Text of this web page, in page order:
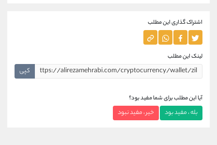
اشتراک گذاری این مطلب
لینک این مطلب
کپی
آیا این مطلب برای شما مفید بود؟
بله ، مفید بود خیر ، مفید نبود